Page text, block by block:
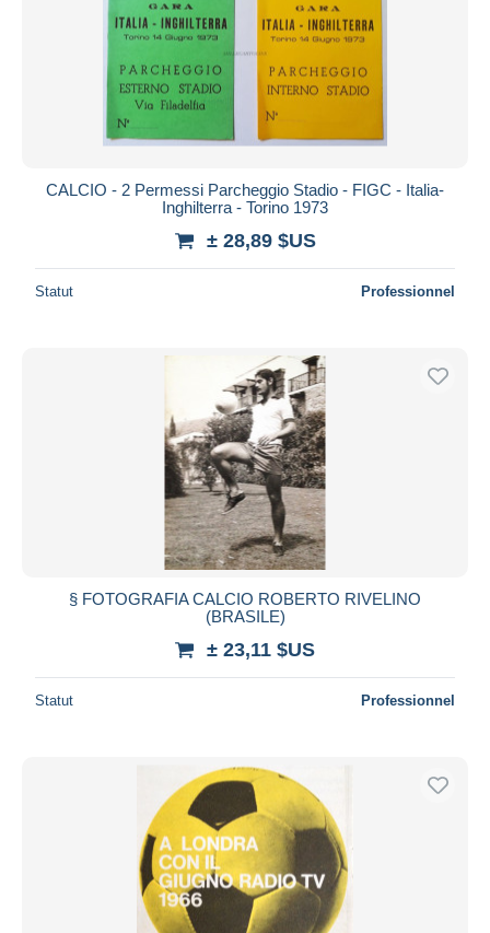
CALCIO - 2 Permessi Parcheggio Stadio - FIGC - Italia-
Inghilterra - Torino 1973
± 28,89 $US
Statut Professionnel
§ FOTOGRAFIA CALCIO ROBERTO RIVELINO
(BRASILE)
± 23,11 $US
Statut Professionnel